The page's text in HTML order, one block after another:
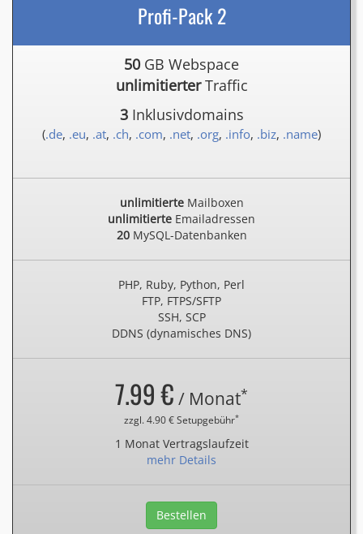
Profi-Pack 2
50 GB Webspace
unlimitierterTraffic
3Inklusivdomains
(.de, .eu, .at, .ch, .com, .net, .org, .info, .biz, .name)
unlimitierteMailboxen
unlimitierte Emailadressen
20MySQL-Datenbanken
PHP, Ruby, Python, Perl
FTP, FTPS/SFTP
SSH, SCP
DDNS (dynamisches DNS)
7.99 € / Monat*
zzgl. 4.90 € Setupgebühr*
1 Monat Vertragslaufzeit
mehr Details
Bestellen